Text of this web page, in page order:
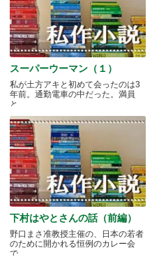
スーパーウーマン（１）
私が土方アキと初めて会ったのは3
年前。通勤電車の中だった。満員
と.....
下村はやとさんの話（前編）
野口まさ准教授主催の、日本の若者
のために開かれる恒例のカレー会
で.....